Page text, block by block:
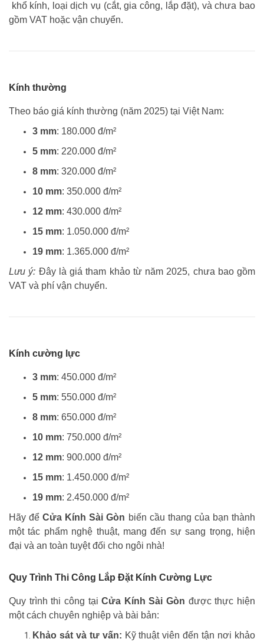
khổ kính, loại dịch vụ (cắt, gia công, lắp đặt), và chưa bao
gồm VAT hoặc vận chuyển.
Kính thường
Theo báo giá kính thường (năm 2025) tại Việt Nam:
3 mm: 180.000 đ/m²
5 mm: 220.000 đ/m²
8 mm: 320.000 đ/m²
10 mm: 350.000 đ/m²
12 mm: 430.000 đ/m²
15 mm: 1.050.000 đ/m²
19 mm: 1.365.000 đ/m²
Lưu ý: Đây là giá tham khảo từ năm 2025, chưa bao gồm
VAT và phí vận chuyển.
Kính cường lực
3 mm: 450.000 đ/m²
5 mm: 550.000 đ/m²
8 mm: 650.000 đ/m²
10 mm: 750.000 đ/m²
12 mm: 900.000 đ/m²
15 mm: 1.450.000 đ/m²
19 mm: 2.450.000 đ/m²
Hãy đểCửa Kính Sài Gòn biến cầu thang của bạn thành
một tác phẩm nghệ thuật, mang đến sự sang trọng, hiện
đại và an toàn tuyệt đối cho ngôi nhà!
Quy Trình Thi Công Lắp Đặt Kính Cường Lực
Quy trình thi công tạiCửa Kính Sài Gòn được thực hiện
một cách chuyên nghiệp và bài bản:
Khảo sát và tư vấn: Kỹ thuật viên đến tận nơi khảo